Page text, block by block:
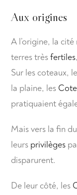
Aux origines
A l’origine, la
terres trèsfertiles
Sur les coteaux,
la plaine, les
pratiquaient
Mais vers la fin du
leurs privilèges
disparurent.
De leur côté, les